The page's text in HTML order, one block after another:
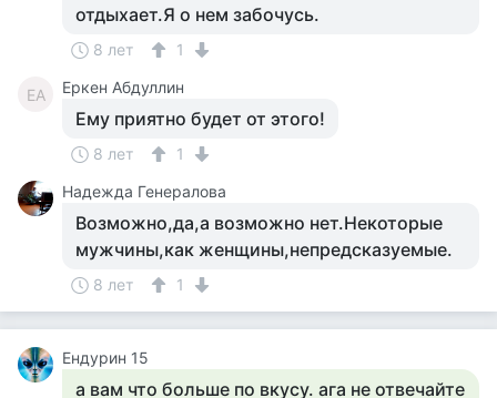
отдыхает.Я о нем забочусь.
8 лет 1
ЕА Еркен Абдуллин
Ему приятно будет от этого!
8 лет
1
Надежда Генералова
Возможно,да,а возможно нет.Некоторые
мужчины,как женщины,непредсказуемые.
8 лет 1
Ендурин 15
а вам что больше по вкусу. ага не отвечайте